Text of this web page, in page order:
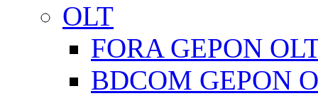
OLT
FORA GEPON
BDCOM GEPON